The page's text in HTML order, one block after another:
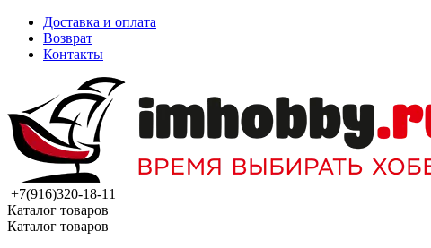
Доставка и оплата
Возврат
Контакты
+7(916)320-18-11
Каталог товаров
Каталог товаров